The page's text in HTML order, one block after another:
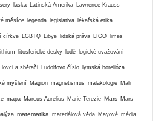
láska Latinská Amerika Lawrence Krauss
měsíce legenda legislativa lékařská etika
církve LGBTQ Libye lidská práva LIGO limes
lithium litosferické desky lodě logické uvažování
lovci a sběrači Ludolfovo číslo lymská borelióza
myšlení Magion magnetismus malakologie Mali
mapa Marcus Aurelius Marie Terezie Mars Mars
matematika materiálová věda Mayové média